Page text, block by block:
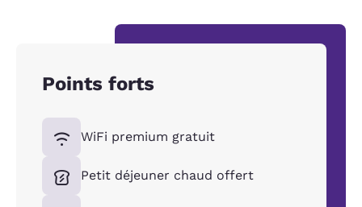
Points forts
WiFi premium gratuit
Petit déjeuner chaud offert